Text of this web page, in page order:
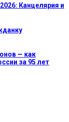
Канцелярия и
— как
за 95 лет